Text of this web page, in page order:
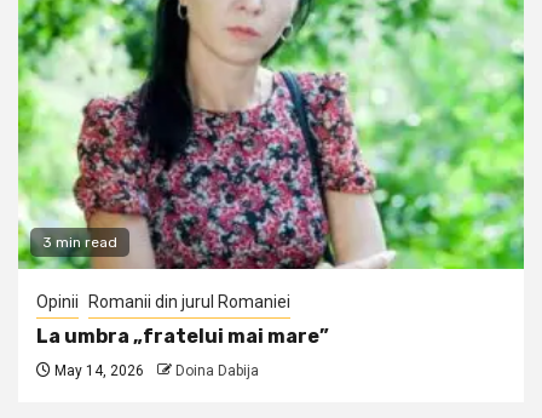
3 min read
Opinii Romanii din jurul Romaniei
La umbra „fratelui mai mare”
May 14, 2026 Doina Dabija